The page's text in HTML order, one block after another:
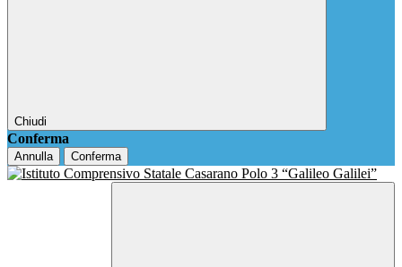
Chiudi
Conferma
Annulla Conferma